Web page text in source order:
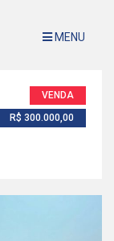
MENU
VENDA
R$ 300.000,00